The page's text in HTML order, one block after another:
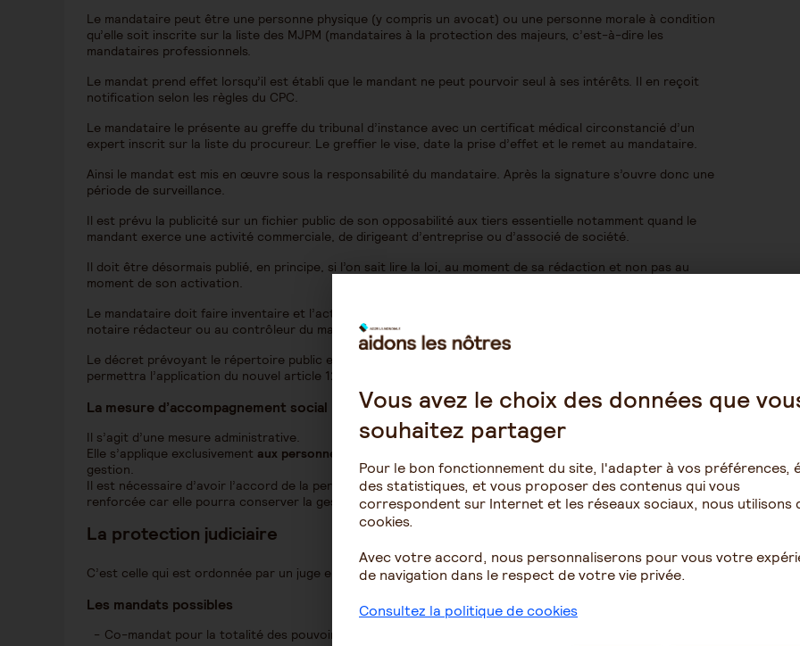
Le mandataire peut être une personne physique (y compris un avocat) ou une personne morale à condition
qu’elle soit inscrite sur la liste des MJPM (mandataires à la protection des majeurs, c’est-à-dire les
mandataires professionnels.
Le mandat prend effet lorsqu’il est établi que le mandant ne peut pourvoir seul à ses intérêts. Il en reçoit
notification selon les règles du CPC.
Le mandataire le présente au greffe du tribunal d’instance avec un certificat médical circonstancié d’un
expert inscrit sur la liste du procureur. Le greffier le vise, date la prise d’effet et le remet au mandataire.
Ainsi le mandat est mis en œuvre sous la responsabilité du mandataire. Après la signature s’ouvre donc une
période de surveillance.
Il est prévu la publicité sur un fichier public de son opposabilité aux tiers essentielle notamment quand le
mandant exerce une activité commerciale, de dirigeant d’entreprise ou d’associé de société.
Il doit être désormais publié, en principe, si l’on sait lire la loi, au moment de sa rédaction et non pas au
moment de son activation.
Le mandataire doit faire inventaire et l’actualiser. Il doit établir un compte annuel et le soumettre soit au
notaire rédacteur ou au contrôleur du mandat.
Le décret prévoyant le répertoire public est enfin pris mais les citoyens restent en attente de l’arrêté qui
permettra l’application du nouvel article 1260-1 du Code de procédure civile.
La mesure d’accompagnement social personnalisé (MASP)
Il s’agit d’une mesure administrative.
Elle s’applique exclusivement aux personnes qui bénéficient des aides sociales
gestion.
Il est nécessaire d’avoir l’accord de la personne, mais elle préfèrera toujours une MASP à une curatelle
renforcée car elle pourra conserver la gestion de ses comptes.
La protection judiciaire
C’est celle qui est ordonnée par un juge en fonction des besoins de la personne à protéger.
Les mandats possibles
Co-mandat pour la totalité des pouvoirs ;
Vous avez le choix des données que
souhaitez partager
Pour le bon fonctionnement du site, l'adapter à vos préférences,
des statistiques, et vous proposer des contenus qui vous
correspondent sur Internet et les réseaux sociaux, nous utilisons
cookies.
Avec votre accord, nous personnaliserons pour vous votre
de navigation dans le respect de votre vie privée.
Consultez la politique de cookies